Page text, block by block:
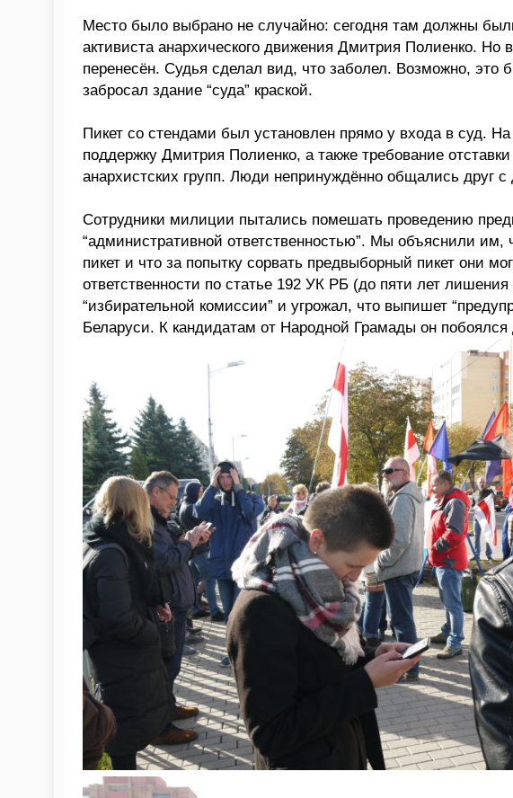
Место было выбрано не случайно: сегодня там должны
активиста анархического движения Дмитрия Полиенко.
перенесён. Судья сделал вид, что заболел. Возможно, это
забросал здание “суда” краской.
Пикет со стендами был установлен прямо у входа в суд.
поддержку Дмитрия Полиенко, а также требование
анархистских групп. Люди непринуждённо общались друг с
Сотрудники милиции пытались помешать проведению
“административной ответственностью”. Мы объяснили
пикет и что за попытку сорвать предвыборный пикет они
ответственности по статье 192 УК РБ (до пяти лет
“избирательной комиссии” и угрожал, что выпишет
Беларуси. К кандидатам от Народной Грамады он побоялся